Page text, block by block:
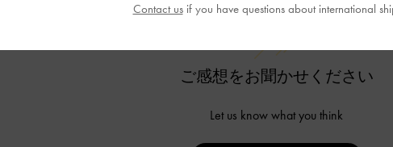
ご感想をお聞かせください
Let us know what you think
Contact usif you have questions about international